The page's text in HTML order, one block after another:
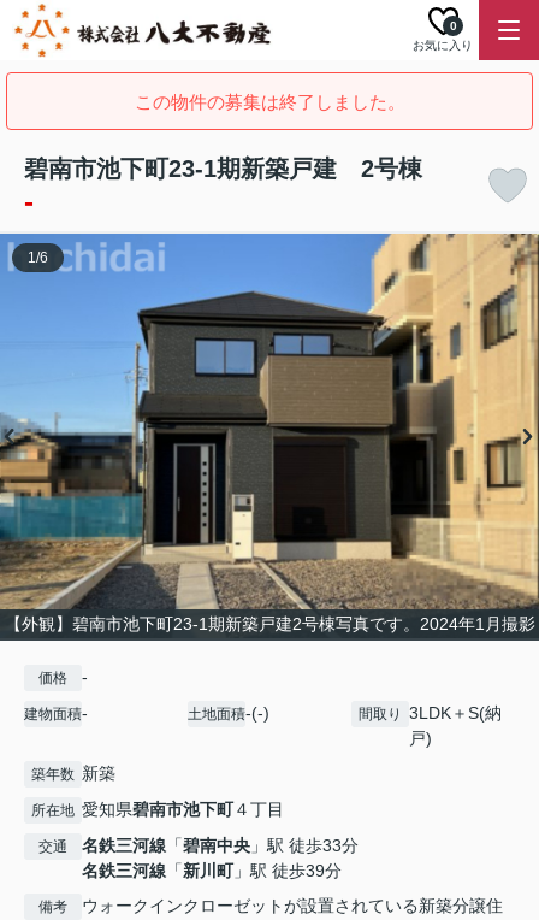
お気に入り
0
この物件の募集は終了しました。
碧南市池下町23-1期新築戸建 2号棟
-
【外観】碧南市池下町23-1期新築戸建2号棟写真です。2024年1月撮影
1/6
価格 -
建物面積- 土地面積-(-) 間取り
3LDK＋S(納
戸)
築年数 新築
所在地 愛知県碧南市池下町４丁目
交通 名鉄三河線 「碧南中央 」駅 徒歩33分
名鉄三河線 「新川町」駅 徒歩39分
備考
ウォークインクローゼットが設置されている新築分譲住